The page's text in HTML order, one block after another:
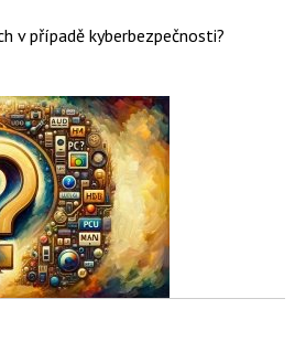
v případě kyberbezpečnosti?